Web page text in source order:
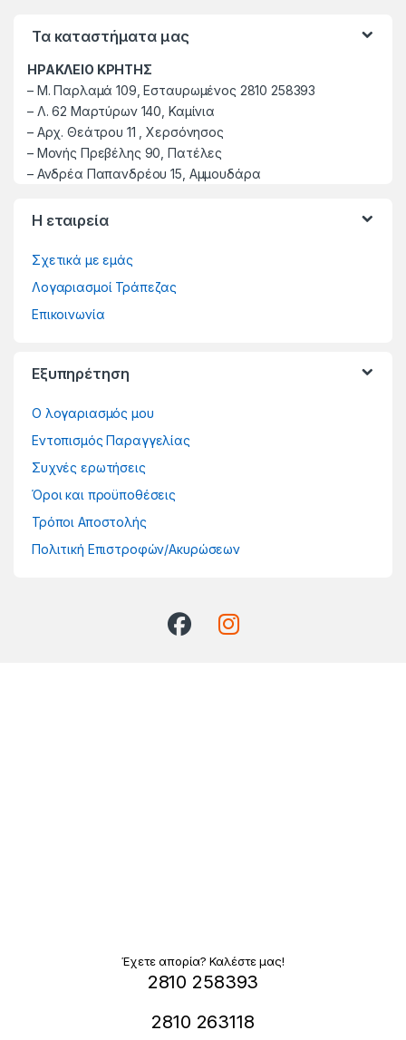
Τα καταστήματα μας
ΗΡΑΚΛΕΙΟ ΚΡΗΤΗΣ
– M. Παρλαμά 109, Εσταυρωμένος 2810 258393
–Λ. 62 Μαρτύρων 140, Καμίνια
– Αρχ. Θεάτρου 11 , Χερσόνησος
– Μονής Πρεβέλης 90, Πατέλες
– Ανδρέα Παπανδρέου 15, Αμμουδάρα
Η εταιρεία
Σχετικά με εμάς
Λογαριασμοί Τράπεζας
Επικοινωνία
Εξυπηρέτηση
Ο λογαριασμός μου
Εντοπισμός Παραγγελίας
Συχνές ερωτήσεις
Όροι και προϋποθέσεις
Τρόποι Αποστολής
Πολιτική Επιστροφών/Ακυρώσεων
Έχετε απορία? Καλέστε μας!
2810 258393
2810 263118